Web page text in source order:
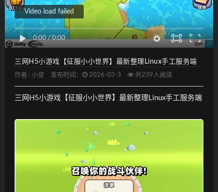
0:00/0:00
Video load failed
三网H5小游戏【征服小小世界】最新整理Linux手工服务端
作者 : 小皮 发布时间： 2026-03-3 共239人阅读
三网H5小游戏【征服小小世界】最新整理Linux手工服务端